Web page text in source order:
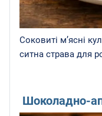
Соковиті м’ясні
ситна страва для
Шоколадно-